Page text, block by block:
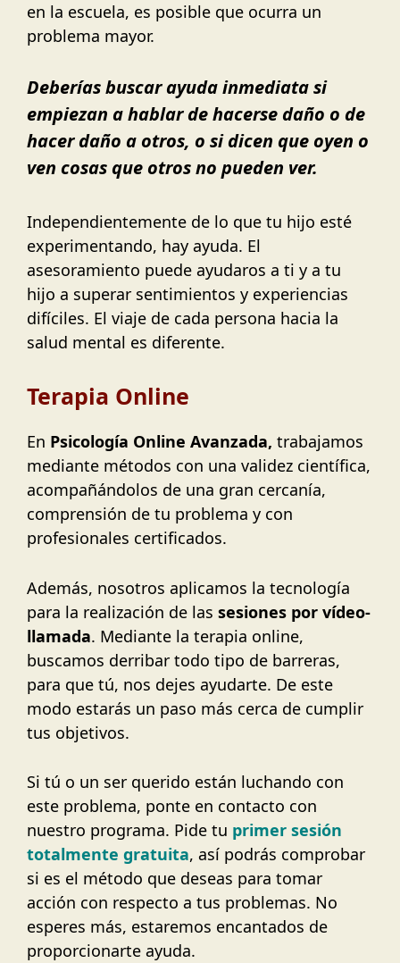
en la escuela, es posible que ocurra un
problema mayor.
Deberías buscar ayuda inmediata si
empiezan a hablar de hacerse daño o de
hacer daño a otros, o si dicen que oyen o
ven cosas que otros no pueden ver.
Independientemente de lo que tu hijo esté
experimentando, hay ayuda. El
asesoramiento puede ayudaros a ti y a tu
hijo a superar sentimientos y experiencias
difíciles. El viaje de cada persona hacia la
salud mental es diferente.
Terapia Online
En Psicología Online Avanzada, trabajamos
mediante métodos con una validez científica,
acompañándolos de una gran cercanía,
comprensión de tu problema y con
profesionales certificados.
Además, nosotros aplicamos la tecnología
para la realización de las sesiones por vídeo-
llamada. Mediante la terapia online,
buscamos derribar todo tipo de barreras,
para que tú, nos dejes ayudarte. De este
modo estarás un paso más cerca de cumplir
tus objetivos.
Si tú o un ser querido están luchando con
este problema, ponte en contacto con
nuestro programa. Pide tu primer sesión
totalmente gratuita, así podrás comprobar
si es el método que deseas para tomar
acción con respecto a tus problemas. No
esperes más, estaremos encantados de
proporcionarte ayuda.